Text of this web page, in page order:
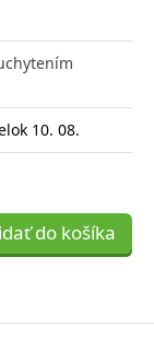
10. 08.
do košíka